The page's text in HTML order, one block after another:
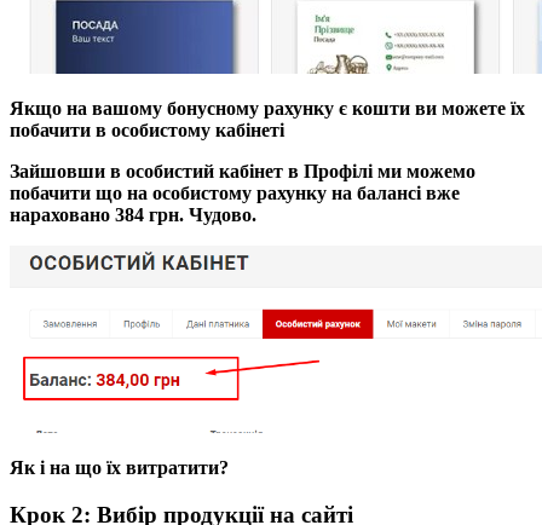
Якщо на вашому бонусному рахунку є кошти ви можете їх
побачити в особистому кабінеті
Зайшовши в особистий кабінет в Профілі ми можемо
побачити що на особистому рахунку на балансі вже
нараховано 384 грн. Чудово.
Як і на що їх витратити?
Крок 2: Вибір продукції на сайті